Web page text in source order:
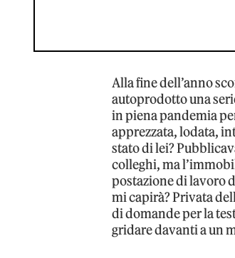
Alla fine dell’anno
autoprodotto una
in piena pandemia
apprezzata, lodata,
stato di lei?
colleghi, ma
postazione di lavoro
mi capirà? Privata
di domande per la
gridare davanti a un